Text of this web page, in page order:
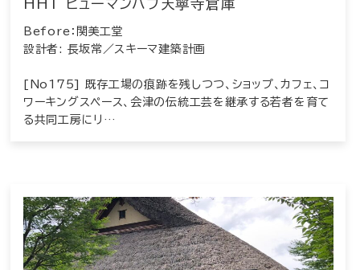
HHT ヒューマンハブ天寧寺倉庫
Before：関美工堂
設計者: 長坂常／スキーマ建築計画
[No175] 既存工場の痕跡を残しつつ、ショップ、カフェ、コ
ワーキングスペース、会津の伝統工芸を継承する若者を育て
る共同工房にリ…